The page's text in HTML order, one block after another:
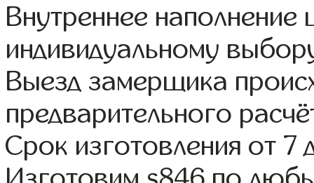
Внутреннее
индивидуальному
Выезд замерщика
предварительного
Срок изготовления от 7